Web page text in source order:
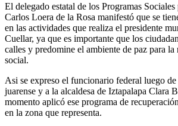
El delegado estatal de los Programas
Carlos Loera de la Rosa manifestó que se
en las actividades que realiza el presidente
Cuellar, ya que es importante que los
calles y predomine el ambiente de paz para
social.
Asi se expreso el funcionario federal luego
juarense y a la alcaldesa de Iztapalapa Clara
momento aplicó ese programa de
en la zona que representa.